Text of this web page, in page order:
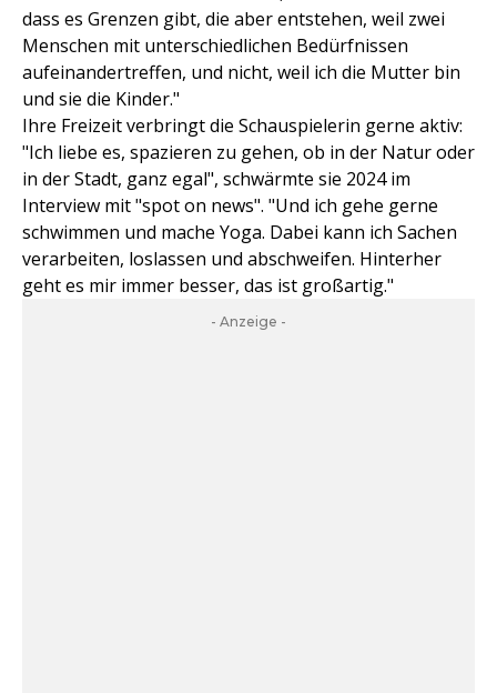
dass es Grenzen gibt, die aber entstehen, weil zwei
Menschen mit unterschiedlichen Bedürfnissen
aufeinandertreffen, und nicht, weil ich die Mutter bin
und sie die Kinder."
Ihre Freizeit verbringt die Schauspielerin gerne aktiv:
"Ich liebe es, spazieren zu gehen, ob in der Natur oder
in der Stadt, ganz egal", schwärmte sie 2024 im
Interview mit "spot on news". "Und ich gehe gerne
schwimmen und mache Yoga. Dabei kann ich Sachen
verarbeiten, loslassen und abschweifen. Hinterher
geht es mir immer besser, das ist großartig."
- Anzeige -